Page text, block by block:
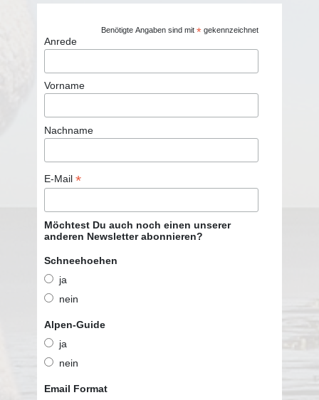
Benötigte Angaben sind mit* gekennzeichnet
Anrede
Vorname
Nachname
E-Mail*
Möchtest Du auch noch einen unserer
anderen Newsletter abonnieren?
Schneehoehen
ja
nein
Alpen-Guide
ja
nein
Email Format